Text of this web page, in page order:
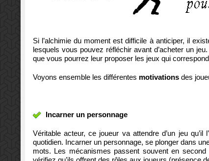
Si l’alchimie du moment est difficile à anticiper, il
lesquels vous pouvez réfléchir avant d’acheter un
que vous pourrez leur proposer les jeux qui
Voyons ensemble les différentes motivationsdes
Incarner un personnage
Véritable acteur, ce joueur va attendre d’un jeu
quotidien. Incarner un personnage, se plonger dans
mots. Les mécanismes passent souvent en